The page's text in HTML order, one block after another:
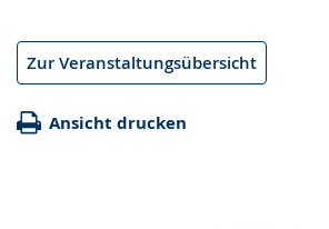
Zur Veranstaltungsübersicht
Ansicht drucken